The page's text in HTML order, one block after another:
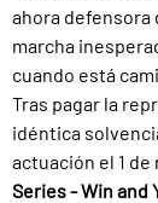
ahora defensora
marcha
cuando está
Tras pagar la
idéntica
actuación el 1 de
Series - Win and